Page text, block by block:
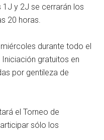
1J y 2J se cerrarán los
20 horas.
durante todo el
gratuitos en
por gentileza de
el Torneo de
sólo los